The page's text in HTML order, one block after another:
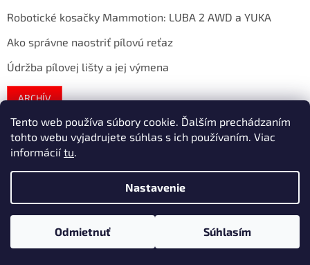
Tento web používa súbory cookie. Ďalším prechádzaním
tohto webu vyjadrujete súhlas s ich používaním. Viac
informáciítu.
Nastavenie
Odmietnuť Súhlasím
Robotické kosačky Mammotion: LUBA 2 AWD a YUKA
Ako správne naostriť pílovú reťaz
Údržba pílovej lišty a jej výmena
ARCHÍV
extratech. Všetky práva vyhradené.
nastavenie cookies
/* ============== TU ZACÍNA VYSKAKOVACIE OKNO